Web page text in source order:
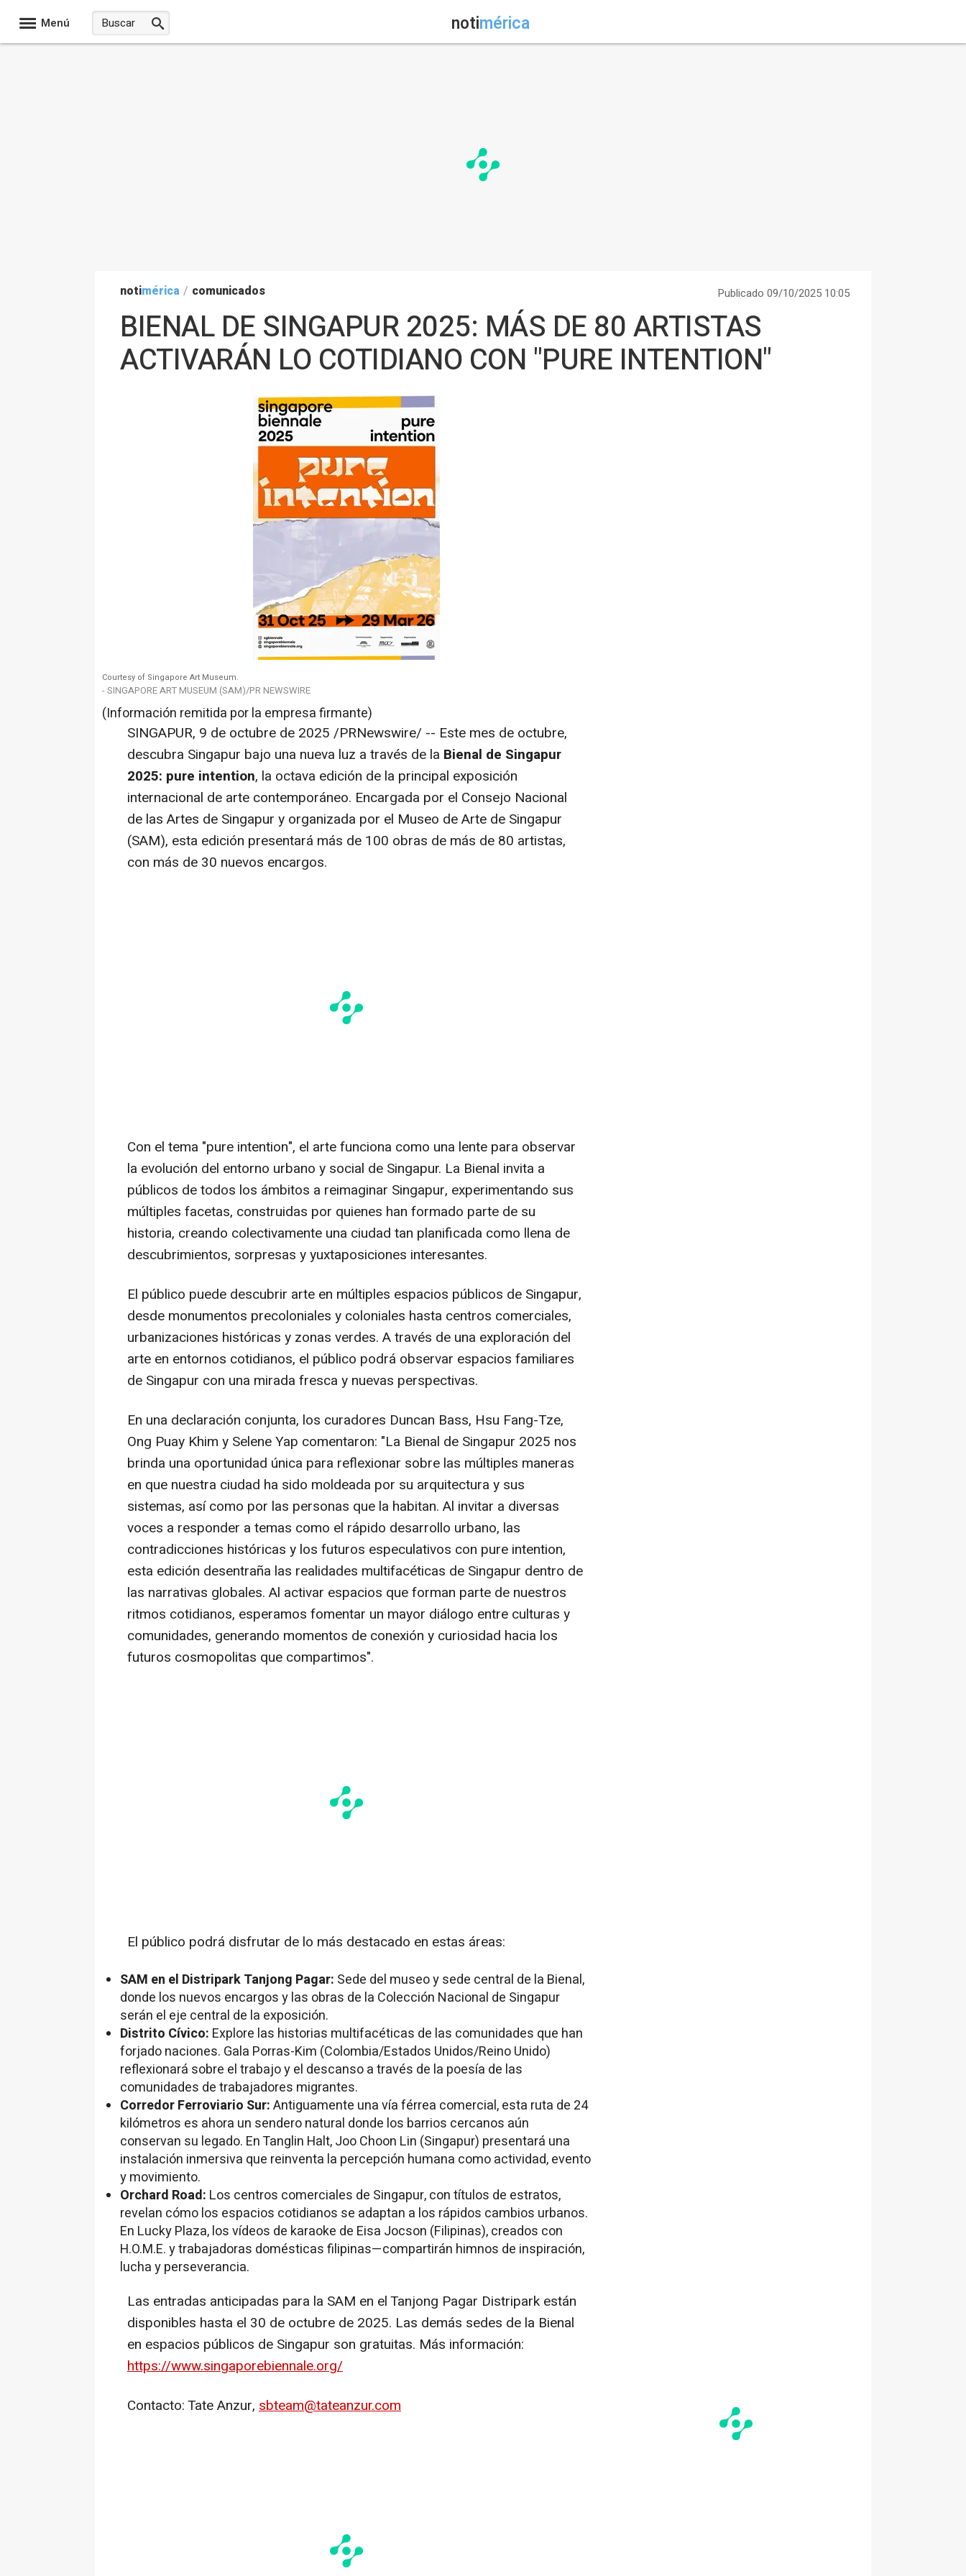
Menú notimérica
notimérica / comunicados Publicado 09/10/2025 10:05
BIENAL DE SINGAPUR 2025: MÁS DE 80 ARTISTAS
ACTIVARÁN LO COTIDIANO CON "PURE INTENTION"
Courtesy of Singapore Art Museum.
- SINGAPORE ART MUSEUM (SAM)/PR NEWSWIRE
(Información remitida por la empresa firmante)
SINGAPUR, 9 de octubre de 2025 /PRNewswire/ -- Este mes de octubre,
descubra Singapur bajo una nueva luz a través de la Bienal de Singapur
2025: pure intention, la octava edición de la principal exposición
internacional de arte contemporáneo. Encargada por el Consejo Nacional
de las Artes de Singapur y organizada por el Museo de Arte de Singapur
(SAM), esta edición presentará más de 100 obras de más de 80 artistas,
con más de 30 nuevos encargos.
Con el tema "pure intention", el arte funciona como una lente para observar
la evolución del entorno urbano y social de Singapur. La Bienal invita a
públicos de todos los ámbitos a reimaginar Singapur, experimentando sus
múltiples facetas, construidas por quienes han formado parte de su
historia, creando colectivamente una ciudad tan planificada como llena de
descubrimientos, sorpresas y yuxtaposiciones interesantes.
El público puede descubrir arte en múltiples espacios públicos de Singapur,
desde monumentos precoloniales y coloniales hasta centros comerciales,
urbanizaciones históricas y zonas verdes. A través de una exploración del
arte en entornos cotidianos, el público podrá observar espacios familiares
de Singapur con una mirada fresca y nuevas perspectivas.
En una declaración conjunta, los curadores Duncan Bass, Hsu Fang-Tze,
Ong Puay Khim y Selene Yap comentaron: "La Bienal de Singapur 2025 nos
brinda una oportunidad única para reflexionar sobre las múltiples maneras
en que nuestra ciudad ha sido moldeada por su arquitectura y sus
sistemas, así como por las personas que la habitan. Al invitar a diversas
voces a responder a temas como el rápido desarrollo urbano, las
contradicciones históricas y los futuros especulativos con pure intention,
esta edición desentraña las realidades multifacéticas de Singapur dentro de
las narrativas globales. Al activar espacios que forman parte de nuestros
ritmos cotidianos, esperamos fomentar un mayor diálogo entre culturas y
comunidades, generando momentos de conexión y curiosidad hacia los
futuros cosmopolitas que compartimos".
El público podrá disfrutar de lo más destacado en estas áreas:
SAM en el Distripark Tanjong Pagar: Sede del museo y sede central de la Bienal,
donde los nuevos encargos y las obras de la Colección Nacional de Singapur
serán el eje central de la exposición.
Distrito Cívico: Explore las historias multifacéticas de las comunidades que han
forjado naciones. Gala Porras-Kim (Colombia/Estados Unidos/Reino Unido)
reflexionará sobre el trabajo y el descanso a través de la poesía de las
comunidades de trabajadores migrantes.
Corredor Ferroviario Sur:Antiguamente una vía férrea comercial, esta ruta de 24
kilómetros es ahora un sendero natural donde los barrios cercanos aún
conservan su legado. En Tanglin Halt,Joo Choon Lin (Singapur) presentará una
instalación inmersiva que reinventa la percepción humana como actividad, evento
y movimiento.
Orchard Road: Los centros comerciales de Singapur, con títulos de estratos,
revelan cómo los espacios cotidianos se adaptan a los rápidos cambios urbanos.
En Lucky Plaza, los vídeos de karaoke de Eisa Jocson (Filipinas), creados con
H.O.M.E. y trabajadoras domésticas filipinas—compartirán himnos de inspiración,
lucha y perseverancia.
Las entradas anticipadas para la SAM en el Tanjong Pagar Distripark están
disponibles hasta el 30 de octubre de 2025. Las demás sedes de la Bienal
en espacios públicos de Singapur son gratuitas. Más información:
https://www.singaporebiennale.org/
Contacto: Tate Anzur, sbteam@tateanzur.com